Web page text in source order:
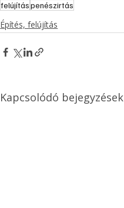
felújításpenészirtás
Építés, felújítás
Kapcsolódó bejegyzések